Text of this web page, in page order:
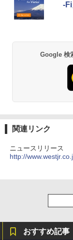
-
Google 検
関連リンク
ニュースリリース
http://
おすすめ記事